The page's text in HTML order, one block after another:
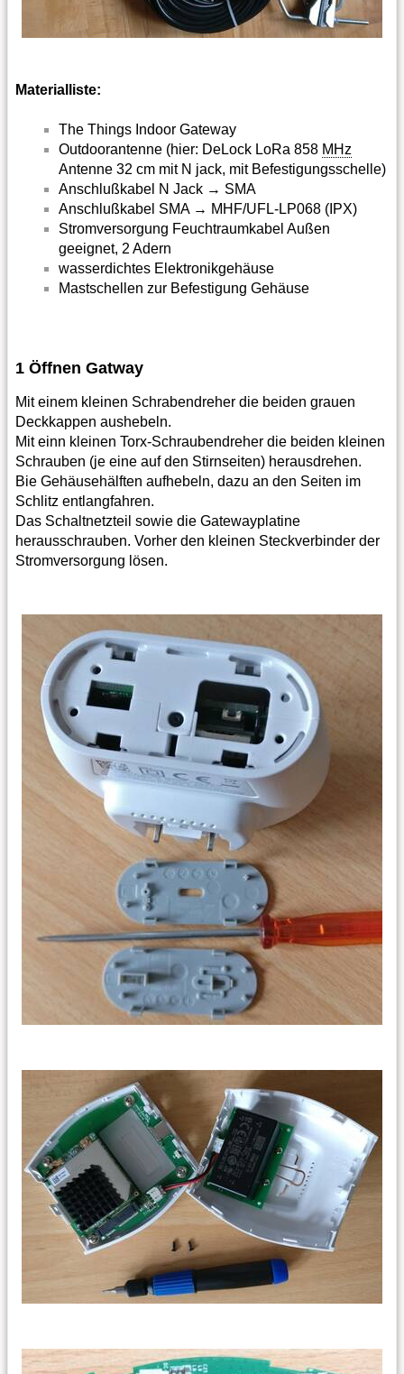
Materialliste:
The Things Indoor Gateway
Outdoorantenne (hier: DeLock LoRa 858 MHz
Antenne 32 cm mit N jack, mit Befestigungsschelle)
Anschlußkabel N Jack → SMA
Anschlußkabel SMA → MHF/UFL-LP068 (IPX)
Stromversorgung Feuchtraumkabel Außen
geeignet, 2 Adern
wasserdichtes Elektronikgehäuse
Mastschellen zur Befestigung Gehäuse
1 Öffnen Gatway
Mit einem kleinen Schrabendreher die beiden grauen
Deckkappen aushebeln.
Mit einn kleinen Torx-Schraubendreher die beiden kleinen
Schrauben (je eine auf den Stirnseiten) herausdrehen.
Bie Gehäusehälften aufhebeln, dazu an den Seiten im
Schlitz entlangfahren.
Das Schaltnetzteil sowie die Gatewayplatine
herausschrauben. Vorher den kleinen Steckverbinder der
Stromversorgung lösen.